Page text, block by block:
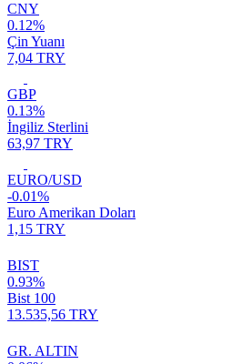
CNY
0.12%
Çin Yuanı
7,04 TRY
GBP
0.13%
İngiliz Sterlini
63,97 TRY
EURO/USD
-0.01%
Euro Amerikan Doları
1,15 TRY
BIST
0.93%
Bist 100
13.535,56 TRY
GR. ALTIN